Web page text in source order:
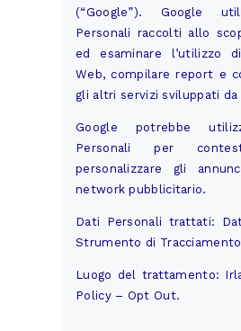
(“Google”). Google
Personali raccolti allo
ed esaminare l’utilizzo
Web, compilare report e
gli altri servizi sviluppati da
Google potrebbe
Personali per
personalizzare gli
network pubblicitario.
Dati Personali trattati:
Strumento di
Luogo del trattamento:
Policy– Opt Out.